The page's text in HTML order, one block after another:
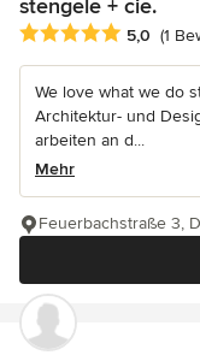
stengele + cie.
Durchschnittliche
5,0 (1
We love what we do
Architektur- und
arbeiten an d...
Mehr
Feuerbachstraße 3,